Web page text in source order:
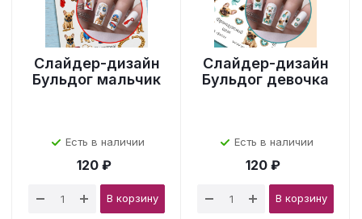
Слайдер-дизайн
Бульдог мальчик
Есть в наличии
120 ₽
В корзину
Слайдер-дизайн
Бульдог девочка
Есть в наличии
120 ₽
В корзину